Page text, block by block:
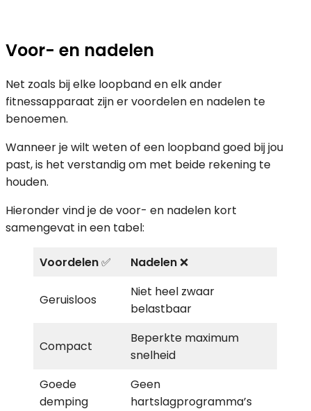
Voor- en nadelen
Net zoals bij elke loopband en elk ander
fitnessapparaat zijn er voordelen en nadelen te
benoemen.
Wanneer je wilt weten of een loopband goed bij jou
past, is het verstandig om met beide rekening te
houden.
Hieronder vind je de voor- en nadelen kort
samengevat in een tabel:
Voordelen✅ Nadelen❌
Geruisloos
Niet heel zwaar
belastbaar
Compact
Beperkte maximum
snelheid
Goede
demping
Geen
hartslagprogramma’s